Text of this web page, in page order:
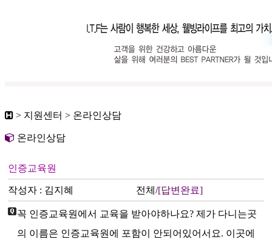
> 지원센터 > 온라인상담
온라인상담
인증교육원
작성자 : 김지혜 전체/[답변완료]
꼭 인증교육원에서 교육을 받아야하나요? 제가 다니는곳
의 이름은 인증교육원에 포함이 안되어있어서요. 이곳에